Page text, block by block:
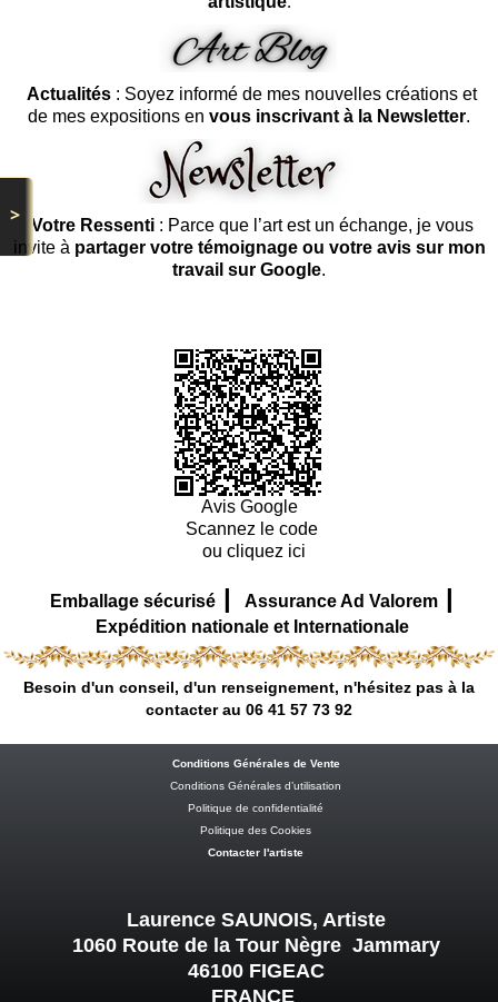
>
Actualités : Soyez informé de mes nouvelles créations et
de mes expositions en vous inscrivant à la Newsletter.
Votre Ressenti: Parce que l’art est un échange, je vous
invite à partager votre témoignage ou votre avis sur mon
travail sur Google.
Avis Google
Scannez le code
ou cliquez ici
Emballage sécurisé | Assurance Ad Valorem |
Expédition nationale et Internationale
Besoin d'un conseil, d'un renseignement, n'hésitez pas à la
contacter au 06 41 57 73 92
Conditions Générales de Vente
Conditions Générales d’utilisation
Politique de confidentialité
Politique des Cookies
Contacter l'artiste
Laurence SAUNOIS, Artiste
1060 Route de la Tour Nègre Jammary
46100 FIGEAC
FRANCE